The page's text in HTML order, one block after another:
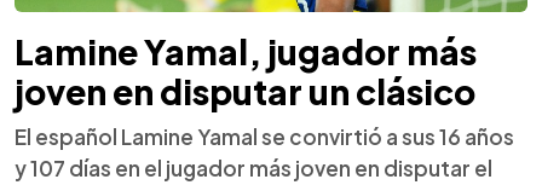
Lamine Yamal, jugador más
joven en disputar un clásico
El español Lamine Yamal se convirtió a sus 16 años
y 107 días en el jugador más joven en disputar el